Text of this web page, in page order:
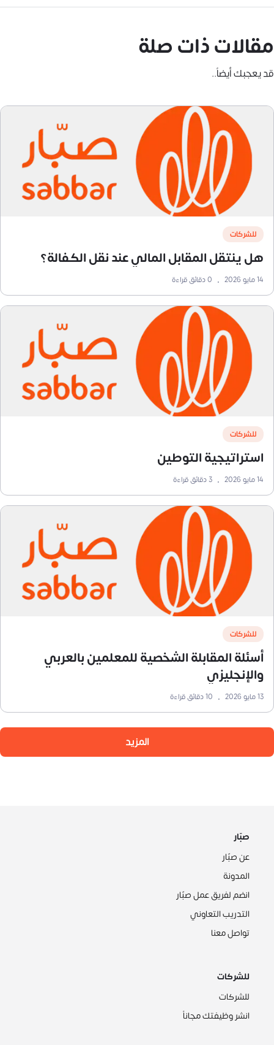
مقالات ذات صلة
قد يعجبك أيضاً..
للشركات
هل ينتقل المقابل المالي عند نقل الكفالة؟
14 مايو 2026 •
0دقائق قراءة
للشركات
استراتيجية التوطين
14 مايو 2026 •
3دقائق قراءة
للشركات
أسئلة المقابلة الشخصية للمعلمين بالعربي
والإنجليزي
13 مايو 2026 •
10دقائق قراءة
المزيد
صبّار
عن صبّار
المدونة
انضم لفريق عمل صبّار
التدريب التعاوني
تواصل معنا
للشركات
للشركات
انشر وظيفتك مجاناً